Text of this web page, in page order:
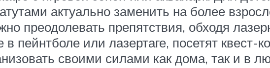
актуально заменить на более
преодолевать препятствия, обходя
пейнтболе или лазертаге, посетят квест-
своими силами как дома, так и в